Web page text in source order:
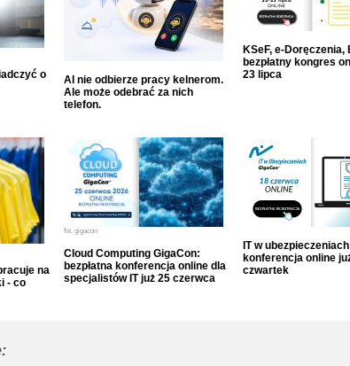
o
AI nie odbierze pracy kelnerom.
Ale może odebrać za nich
telefon.
KSeF, e-Doręczenia,
bezpłatny kongres
23 lipca
na
- co
fot. gigacon
Cloud Computing GigaCon:
bezpłatna konferencja online dla
specjalistów IT już 25 czerwca
IT w
konferencja online
czwartek